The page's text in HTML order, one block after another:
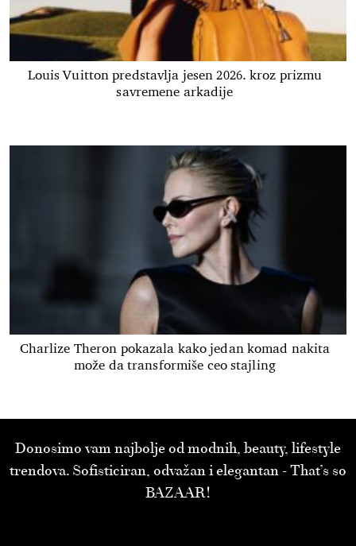
Louis Vuitton predstavlja jesen 2026. kroz prizmu
savremene arkadije
Charlize Theron pokazala kako jedan komad nakita
može da transformiše ceo stajling
Donosimo vam najbolje od modnih, beauty, lifestyle
trendova. Sofisticiran, odvažan i elegantan - That’s so
BAZAAR!